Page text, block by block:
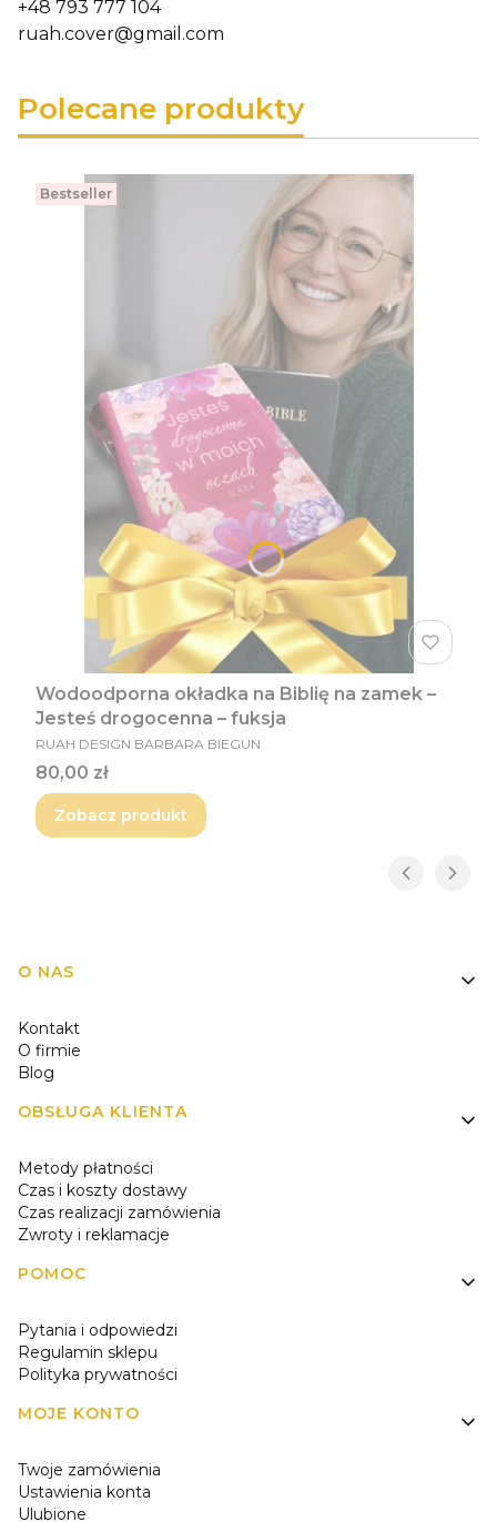
+48 793 777 104
ruah.cover@gmail.com
Polecane produkty
Bestseller
Wodoodporna okładka na Biblię na zamek –
Jesteś drogocenna – fuksja
PRODUCENT
RUAH DESIGN BARBARA BIEGUN
Cena
80,00 zł
Zobacz produkt
Linki w stopce
O NAS
Kontakt
O firmie
Blog
OBSŁUGA KLIENTA
Metody płatności
Czas i koszty dostawy
Czas realizacji zamówienia
Zwroty i reklamacje
POMOC
Pytania i odpowiedzi
Regulamin sklepu
Polityka prywatności
MOJE KONTO
Twoje zamówienia
Ustawienia konta
Ulubione